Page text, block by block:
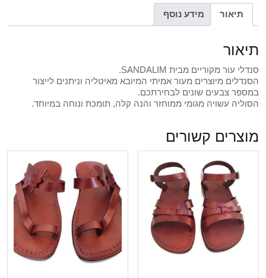
תיאור מידע נוסף
תיאור
סנדלי עור מקוריים מבית SANDALIM.
הסנדלים מיוצרים מעור אמיתי המיובא מאיטליה וניתנים לייצור
במספר צבעים שונים לבחירתכם.
הסוליה עשויה מגומי ממוחזר והנה קלה, תומכת ונוחה במיוחד.
מוצרים קשורים